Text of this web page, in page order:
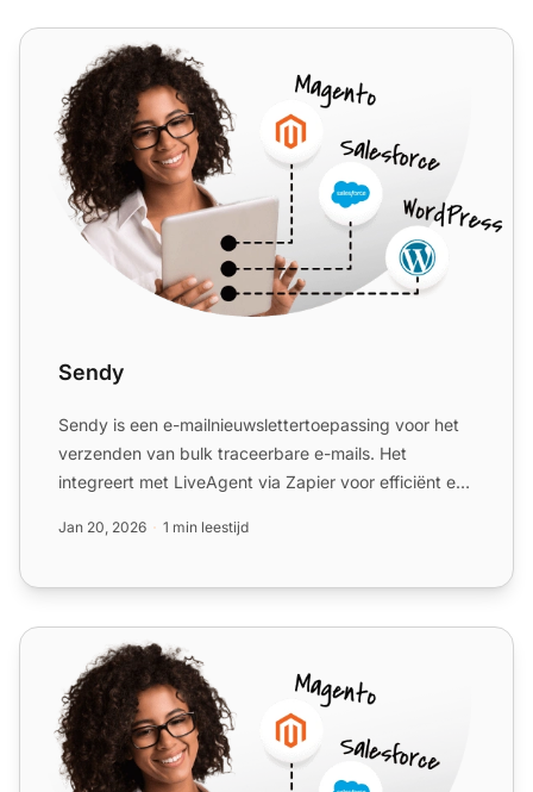
Sendy
Sendy
Sendy is een e-mailnieuwslettertoepassing voor het
verzenden van bulk traceerbare e-mails. Het
integreert met LiveAgent via Zapier voor efficiënt e-
Jan 20, 2026 1 min leestijd
ActiveCampaign